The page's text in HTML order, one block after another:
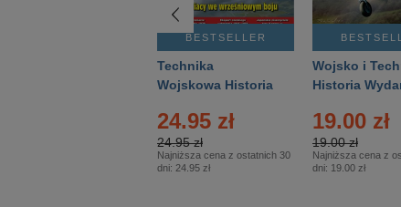
BESTSELLER
Technika
Wojskowa Historia
24.95 zł
24.95 zł
Najniższa cena z ostatnich 30
dni: 24.95 zł
Wojsko i
Historia
– 2/2026
19.00 zł
19.00 zł
Najniższa cena z
dni: 19.00 zł